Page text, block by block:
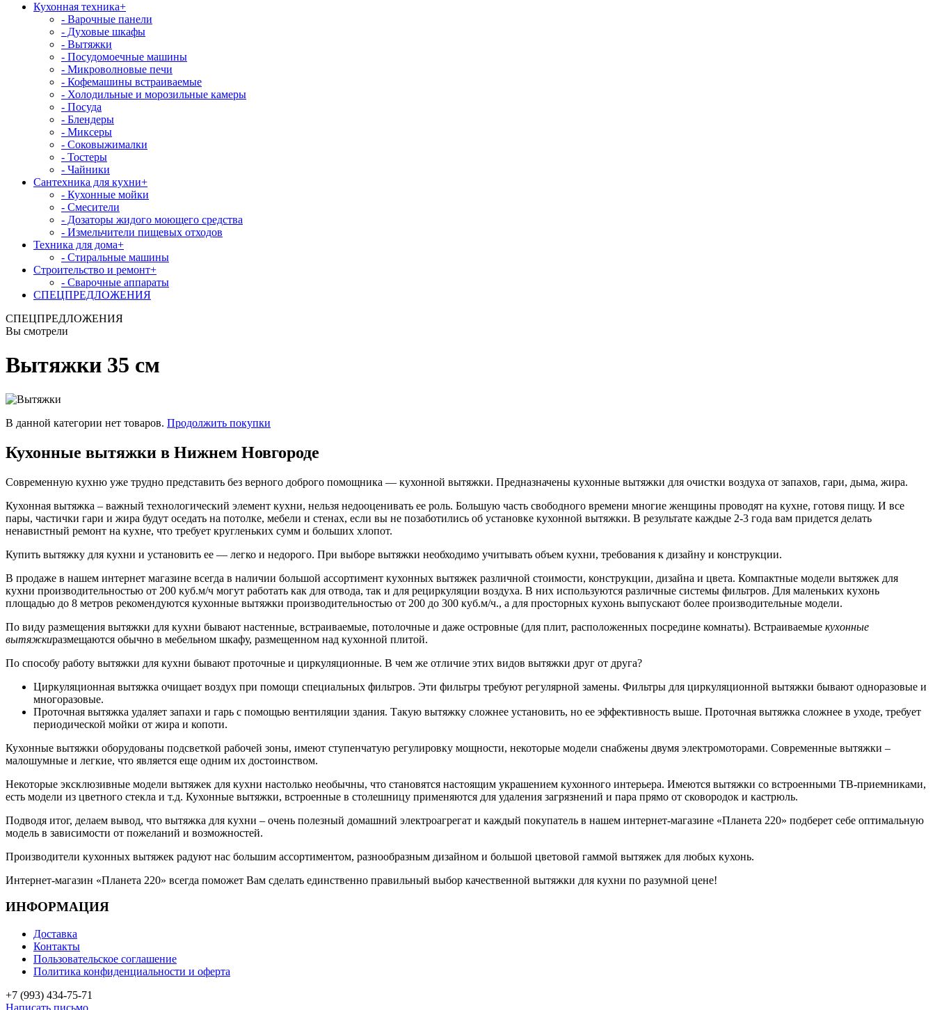
Кухонная техника+
- Варочные панели
- Духовые шкафы
- Вытяжки
- Посудомоечные машины
- Микроволновые печи
- Кофемашины встраиваемые
- Холодильные и морозильные камеры
- Посуда
- Блендеры
- Миксеры
- Соковыжималки
- Тостеры
- Чайники
Сантехника для кухни+
- Кухонные мойки
- Смесители
- Дозаторы жидого моющего средства
- Измельчители пищевых отходов
Техника для дома+
- Стиральные машины
Строительство и ремонт+
- Сварочные аппараты
СПЕЦПРЕДЛОЖЕНИЯ
СПЕЦПРЕДЛОЖЕНИЯ
Вы смотрели
Вытяжки 35 см
В данной категории нет товаров. Продолжить покупки
Кухонные вытяжки в Нижнем Новгороде
Современную кухню уже трудно представить без верного доброго помощника — кухонной вытяжки. Предназначены кухонные вытяжки для очистки воздуха от запахов, гари, дыма, жира.
Кухонная вытяжка – важный технологический элемент кухни, нельзя недооценивать ее роль. Большую часть свободного времени многие женщины проводят на кухне, готовя пищу. И все
пары, частички гари и жира будут оседать на потолке, мебели и стенах, если вы не позаботились об установке кухонной вытяжки. В результате каждые 2-3 года вам придется делать
ненавистный ремонт на кухне, что требует кругленьких сумм и больших хлопот.
Купить вытяжку для кухни и установить ее — легко и недорого. При выборе вытяжки необходимо учитывать объем кухни, требования к дизайну и конструкции.
В продаже в нашем интернет магазине всегда в наличии большой ассортимент кухонных вытяжек различной стоимости, конструкции, дизайна и цвета. Компактные модели вытяжек для
кухни производительностью от 200 куб.м/ч могут работать как для отвода, так и для рециркуляции воздуха. В них используются различные системы фильтров. Для маленьких кухонь
площадью до 8 метров рекомендуются кухонные вытяжки производительностью от 200 до 300 куб.м/ч., а для просторных кухонь выпускают более производительные модели.
По виду размещения вытяжки для кухни бывают настенные, встраиваемые, потолочные и даже островные (для плит, расположенных посредине комнаты). Встраиваемые кухонные
вытяжкиразмещаются обычно в мебельном шкафу, размещенном над кухонной плитой.
По способу работу вытяжки для кухни бывают проточные и циркуляционные. В чем же отличие этих видов вытяжки друг от друга?
Циркуляционная вытяжка очищает воздух при помощи специальных фильтров. Эти фильтры требуют регулярной замены. Фильтры для циркуляционной вытяжки бывают одноразовые и
многоразовые.
Проточная вытяжка удаляет запахи и гарь с помощью вентиляции здания. Такую вытяжку сложнее установить, но ее эффективность выше. Проточная вытяжка сложнее в уходе, требует
периодической мойки от жира и копоти.
Кухонные вытяжки оборудованы подсветкой рабочей зоны, имеют ступенчатую регулировку мощности, некоторые модели снабжены двумя электромоторами. Современные вытяжки –
малошумные и легкие, что является еще одним их достоинством.
Некоторые эксклюзивные модели вытяжек для кухни настолько необычны, что становятся настоящим украшением кухонного интерьера. Имеются вытяжки со встроенными ТВ-приемниками,
есть модели из цветного стекла и т.д. Кухонные вытяжки, встроенные в столешницу применяются для удаления загрязнений и пара прямо от сковородок и кастрюль.
Подводя итог, делаем вывод, что вытяжка для кухни – очень полезный домашний электроагрегат и каждый покупатель в нашем интернет-магазине «Планета 220» подберет себе оптимальную
модель в зависимости от пожеланий и возможностей.
Производители кухонных вытяжек радуют нас большим ассортиментом, разнообразным дизайном и большой цветовой гаммой вытяжек для любых кухонь.
Интернет-магазин «Планета 220» всегда поможет Вам сделать единственно правильный выбор качественной вытяжки для кухни по разумной цене!
ИНФОРМАЦИЯ
Доставка
Контакты
Пользовательское соглашение
Политика конфиденциальности и оферта
+7 (993) 434-75-71